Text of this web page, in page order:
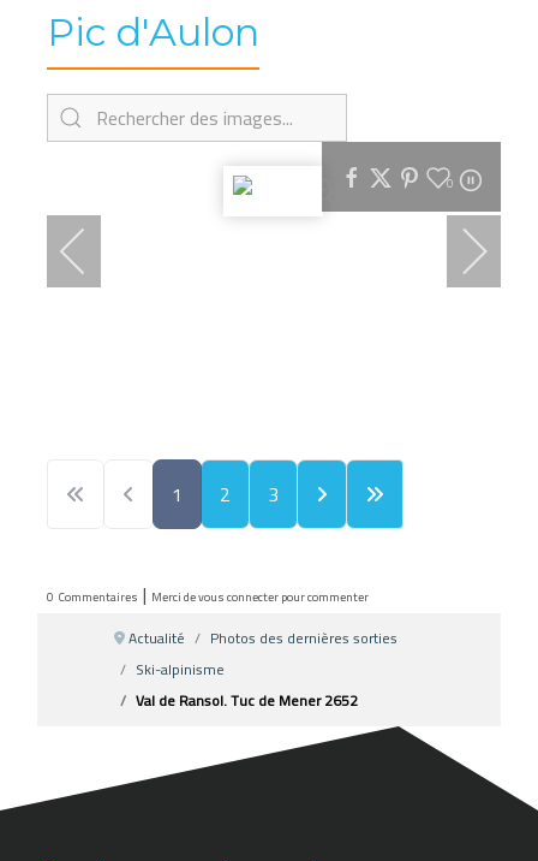
Pic d'Aulon
0
1 2 3
0 Commentaires | Merci de vous connecter pour commenter
Actualité
Photos des dernières sorties
Ski-alpinisme
Val de Ransol. Tuc de Mener 2652